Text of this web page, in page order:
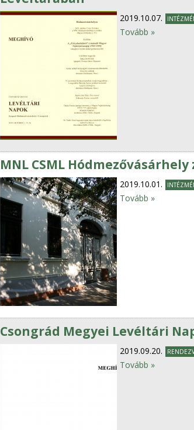
2019.10.07.
Tovább »
MNL CSML
2019.10.01.
Tovább »
Csongrád Megyei Levéltári
2019.09.20.
Tovább »